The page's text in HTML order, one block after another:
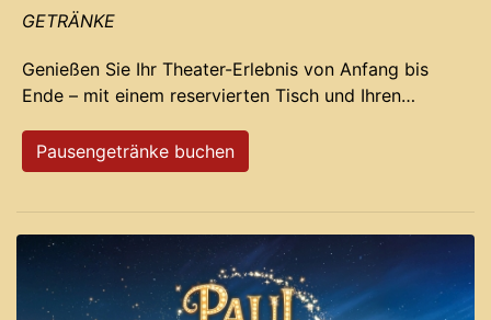
GETRÄNKE
Genießen Sie Ihr Theater-Erlebnis von Anfang bis
Ende – mit einem reservierten Tisch und Ihren
Pausengetränke buchen